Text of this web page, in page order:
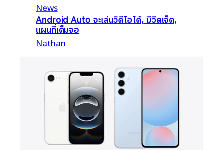
News
Android Auto จะเล่นวิดีโอได้, มีวิดเจ็ต,
แผนที่เต็มจอ
Nathan